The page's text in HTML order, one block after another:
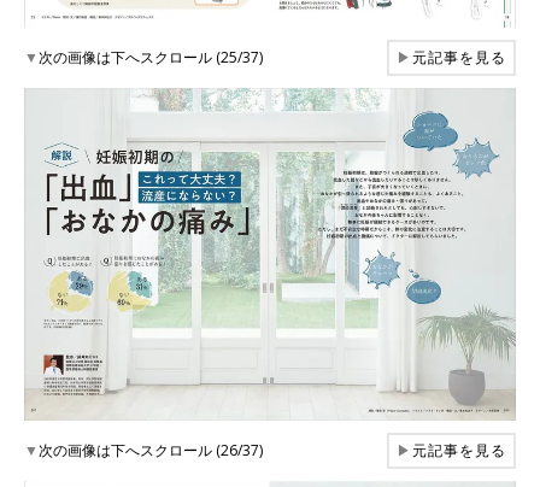
▼次の画像は下へスクロール (25/37) ▶元記事を見る
▼次の画像は下へスクロール (26/37) ▶元記事を見る